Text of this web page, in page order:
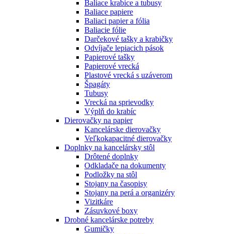
Baliace krabice a tubusy
Baliace papiere
Baliaci papier a fólia
Baliacie fólie
Darčekové tašky a krabičky
Odvíjače lepiacich pások
Papierové tašky
Papierové vrecká
Plastové vrecká s uzáverom
Špagáty
Tubusy
Vrecká na sprievodky
Výplň do krabíc
Dierovačky na papier
Kancelárske dierovačky
Veľkokapacitné dierovačky
Doplnky na kancelársky stôl
Drôtené doplnky
Odkladače na dokumenty
Podložky na stôl
Stojany na časopisy
Stojany na perá a organizéry
Vizitkáre
Zásuvkové boxy
Drobné kancelárske potreby
Gumičky